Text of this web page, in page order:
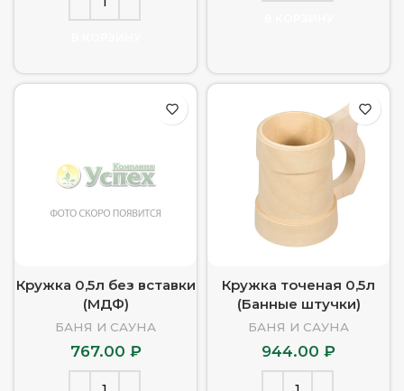
Кружка 0,5л без вставки
(МДФ)
БАНЯ И САУНА
767.00 ₽
Кружка точеная 0,5л
(Банные штучки)
БАНЯ И САУНА
944.00 ₽